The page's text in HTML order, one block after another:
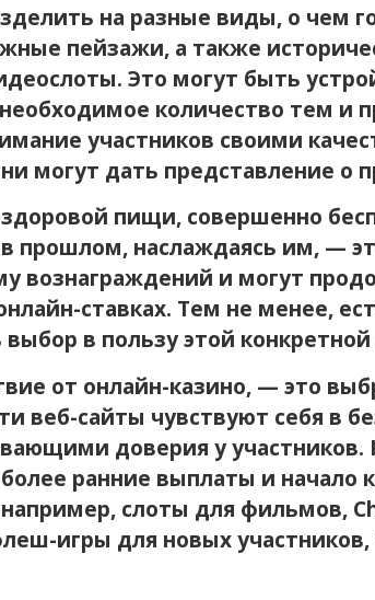
на разные виды, о чем
пейзажи, а также
Это могут быть
количество тем и
участников своими
могут дать представление о
пищи, совершенно
прошлом, наслаждаясь им, —
вознаграждений и могут
ставках. Тем не менее,
в пользу этой
от онлайн-казино, — это
веб-сайты чувствуют себя в
доверия у
ранние выплаты и начало
слоты для фильмов,
игры для новых